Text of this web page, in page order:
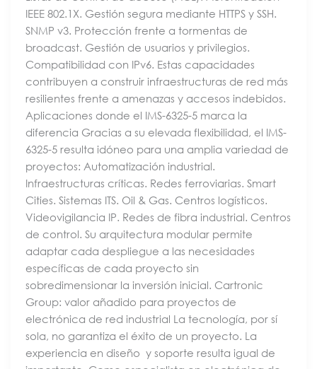
IEEE 802.1X. Gestión segura mediante HTTPS y SSH.
SNMP v3. Protección frente a tormentas de
broadcast. Gestión de usuarios y privilegios.
Compatibilidad con IPv6. Estas capacidades
contribuyen a construir infraestructuras de red más
resilientes frente a amenazas y accesos indebidos.
Aplicaciones donde el IMS-6325-5 marca la
diferencia Gracias a su elevada flexibilidad, el IMS-
6325-5 resulta idóneo para una amplia variedad de
proyectos: Automatización industrial.
Infraestructuras críticas. Redes ferroviarias. Smart
Cities. Sistemas ITS. Oil & Gas. Centros logísticos.
Videovigilancia IP. Redes de fibra industrial. Centros
de control. Su arquitectura modular permite
adaptar cada despliegue a las necesidades
específicas de cada proyecto sin
sobredimensionar la inversión inicial. Cartronic
Group: valor añadido para proyectos de
electrónica de red industrial La tecnología, por sí
sola, no garantiza el éxito de un proyecto. La
experiencia en diseño y soporte resulta igual de